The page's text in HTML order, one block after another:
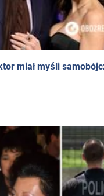
miał myśli